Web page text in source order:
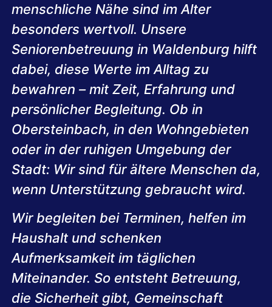
menschliche Nähe sind im Alter
besonders wertvoll. Unsere
Seniorenbetreuung in Waldenburg hilft
dabei, diese Werte im Alltag zu
bewahren – mit Zeit, Erfahrung und
persönlicher Begleitung. Ob in
Obersteinbach, in den Wohngebieten
oder in der ruhigen Umgebung der
Stadt: Wir sind für ältere Menschen da,
wenn Unterstützung gebraucht wird.
Wir begleiten bei Terminen, helfen im
Haushalt und schenken
Aufmerksamkeit im täglichen
Miteinander. So entsteht Betreuung,
die Sicherheit gibt, Gemeinschaft